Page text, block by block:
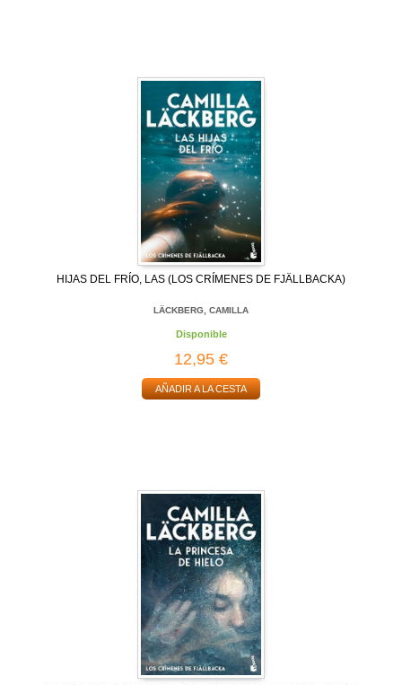
HIJAS DEL FRÍO, LAS (LOS CRÍMENES DE FJÄLLBACKA)
LÄCKBERG, CAMILLA
Disponible
12,95 €
AÑADIR A LA CESTA